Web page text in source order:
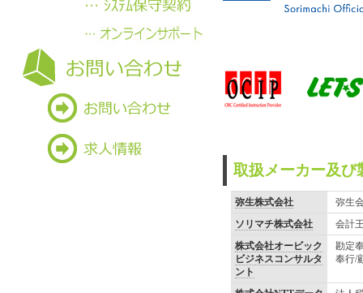
取扱メーカー及び
弥生株式会社
弥生
ソリマチ株式会社
会計
株式会社オービック
ビジネスコンサルタ
ント
勘定
奉行/